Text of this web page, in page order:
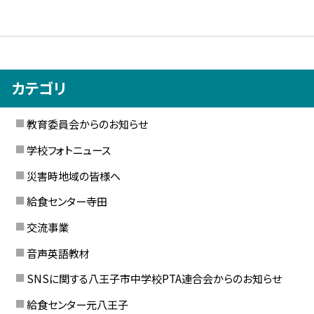
カテゴリ
教育委員会からのお知らせ
学校フォトニュース
災害時地域の皆様へ
給食センター寺田
交流事業
音声英語教材
SNSに関する八王子市中学校PTA連合会からのお知らせ
給食センター元八王子